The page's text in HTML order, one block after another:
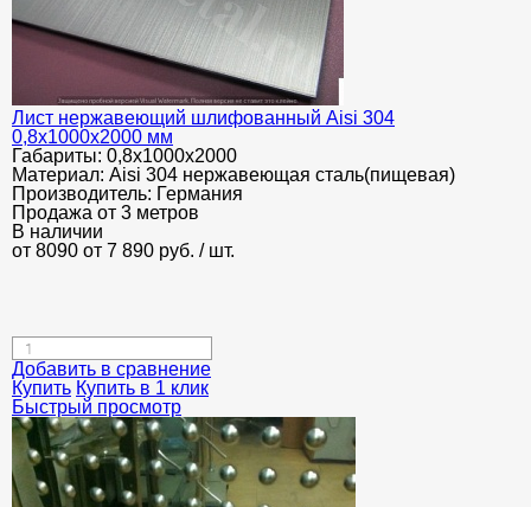
Лист нержавеющий шлифованный Aisi 304
0,8х1000х2000 мм
Габариты: 0,8х1000х2000
Материал: Aisi 304 нержавеющая сталь(пищевая)
Производитель: Германия
Продажа от 3 метров
В наличии
от 8090 от 7 890 руб. / шт.
Добавить в сравнение
Купить Купить в 1 клик
Быстрый просмотр